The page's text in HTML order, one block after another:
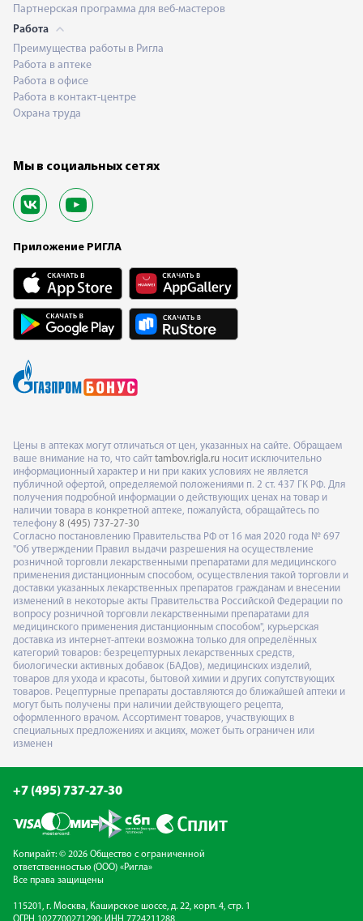
Партнерская программа для веб-мастеров
Работа
Преимущества работы в Ригла
Работа в аптеке
Работа в офисе
Работа в контакт-центре
Охрана труда
Мы в социальных сетях
Приложение РИГЛА
Цены в аптеках могут отличаться от цен, указанных на сайте. Обращаем
ваше внимание на то, что сайт tambov.rigla.ru носит исключительно
информационный характер и ни при каких условиях не является
публичной офертой, определяемой положениями п. 2 ст. 437 ГК РФ. Для
получения подробной информации о действующих ценах на товар и
наличии товара в конкретной аптеке, пожалуйста, обращайтесь по
телефону 8 (495) 737-27-30
Согласно постановлению Правительства РФ от 16 мая 2020 года № 697
"Об утверждении Правил выдачи разрешения на осуществление
розничной торговли лекарственными препаратами для медицинского
применения дистанционным способом, осуществления такой торговли и
доставки указанных лекарственных препаратов гражданам и внесении
изменений в некоторые акты Правительства Российской Федерации по
вопросу розничной торговли лекарственными препаратами для
медицинского применения дистанционным способом", курьерская
доставка из интернет-аптеки возможна только для определённых
категорий товаров: безрецептурных лекарственных средств,
биологически активных добавок (БАДов), медицинских изделий,
товаров для ухода и красоты, бытовой химии и других сопутствующих
товаров. Рецептурные препараты доставляются до ближайшей аптеки и
могут быть получены при наличии действующего рецепта,
оформленного врачом. Ассортимент товаров, участвующих в
специальных предложениях и акциях, может быть ограничен или
изменен
+7 (495) 737-27-30
Копирайт: © 2026 Общество с ограниченной
ответственностью (ООО) «Ригла»
Все права защищены
115201, г. Москва, Каширское шоссе, д. 22, корп. 4, стр. 1